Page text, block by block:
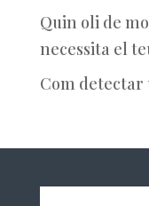
Quin oli de
necessita el
Com detectar